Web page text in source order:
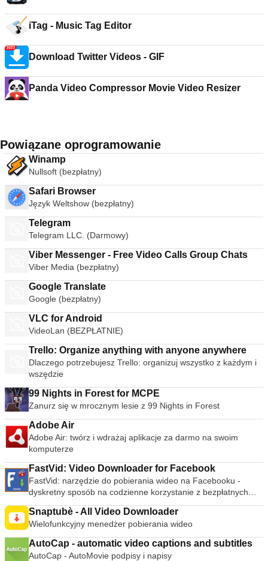
iTag - Music Tag Editor
Download Twitter Videos - GIF
Panda Video Compressor Movie Video Resizer
Powiązane oprogramowanie
Winamp
Nullsoft (bezpłatny)
Safari Browser
Język Weltshow (bezpłatny)
Telegram
Telegram LLC. (Darmowy)
Viber Messenger - Free Video Calls Group Chats
Viber Media (bezpłatny)
Google Translate
Google (bezpłatny)
VLC for Android
VideoLan (BEZPŁATNIE)
Trello: Organize anything with anyone anywhere
Dlaczego potrzebujesz Trello: organizuj wszystko z każdym i
wszędzie
99 Nights in Forest for MCPE
Zanurz się w mrocznym lesie z 99 Nights in Forest
Adobe Air
Adobe Air: twórz i wdrażaj aplikacje za darmo na swoim
komputerze
FastVid: Video Downloader for Facebook
FastVid: narzędzie do pobierania wideo na Facebooku -
dyskretny sposób na codzienne korzystanie z bezpłatnych
filmów na telefonie komórkowym
Snaptubè - All Video Downloader
Wielofunkcyjny menedżer pobierania wideo
AutoCap - automatic video captions and subtitles
AutoCap - AutoMovie podpisy i napisy